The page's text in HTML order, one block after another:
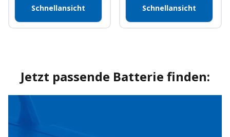
Schnellansicht Schnellansicht
Jetzt passende Batterie finden: